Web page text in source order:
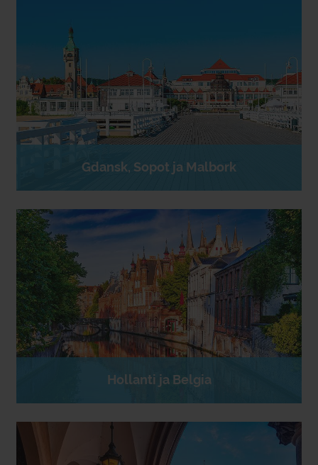
Gdansk, Sopot ja Malbork
Hollanti ja Belgia